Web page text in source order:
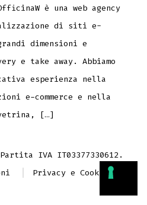
è una web agency
di siti e-
dimensioni e
e take away. Abbiamo
esperienza nella
e-commerce e nella
[…]
IVA IT03377330612.
Privacy e Cookies